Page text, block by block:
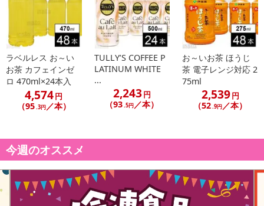
ラベルレス お～い
お茶 カフェインゼ
ロ 470ml×24本入
4,574円
（95.3円／本）
TULLY’S COFFEE P
LATINUM WHITE
...
2,243円
（93.5円／本）
お～いお茶 ほうじ
茶 電子レンジ対応 2
75ml
2,539円
（52.9円／本）
今週のオススメ